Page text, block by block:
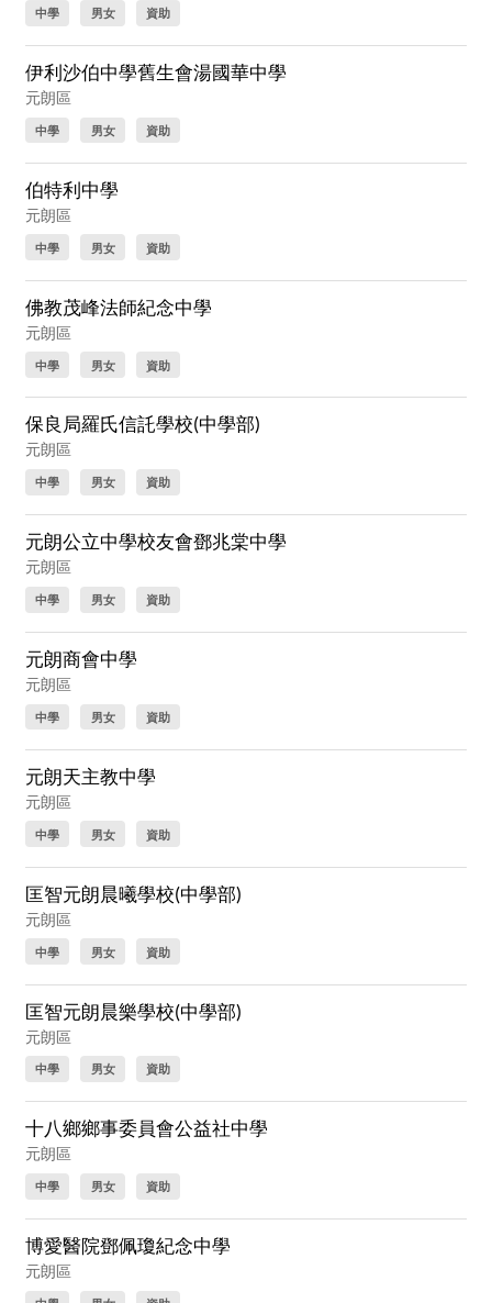
中學 男女 資助
伊利沙伯中學舊生會湯國華中學
元朗區
中學 男女 資助
伯特利中學
元朗區
中學 男女 資助
佛教茂峰法師紀念中學
元朗區
中學 男女 資助
保良局羅氏信託學校(中學部)
元朗區
中學 男女 資助
元朗公立中學校友會鄧兆棠中學
元朗區
中學 男女 資助
元朗商會中學
元朗區
中學 男女 資助
元朗天主教中學
元朗區
中學 男女 資助
匡智元朗晨曦學校(中學部)
元朗區
中學 男女 資助
匡智元朗晨樂學校(中學部)
元朗區
中學 男女 資助
十八鄉鄉事委員會公益社中學
元朗區
中學 男女 資助
博愛醫院鄧佩瓊紀念中學
元朗區